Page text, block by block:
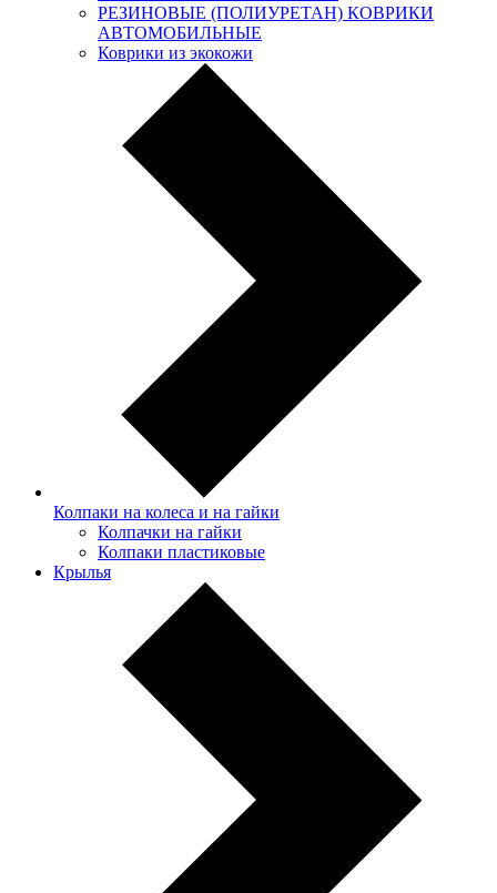
РЕЗИНОВЫЕ (ПОЛИУРЕТАН) КОВРИКИ
АВТОМОБИЛЬНЫЕ
Коврики из экокожи
Колпаки на колеса и на гайки
Колпачки на гайки
Колпаки пластиковые
Крылья